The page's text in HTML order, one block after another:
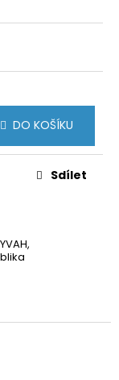
DO KOŠÍKU
Sdílet